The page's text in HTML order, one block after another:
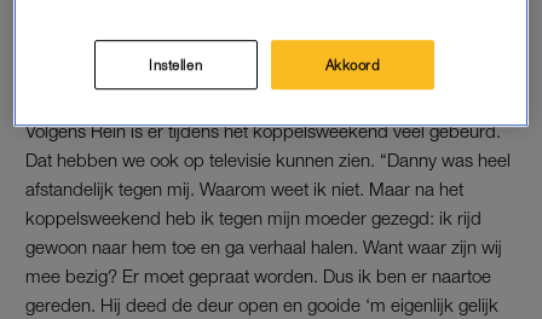
KOPPELSWEEKEND
Volgens Rein is er tijdens het koppelsweekend veel gebeurd.
Dat hebben we ook op televisie kunnen zien. “Danny was heel
afstandelijk tegen mij. Waarom weet ik niet. Maar na het
koppelsweekend heb ik tegen mijn moeder gezegd: ik rijd
gewoon naar hem toe en ga verhaal halen. Want waar zijn wij
mee bezig? Er moet gepraat worden. Dus ik ben er naartoe
gereden. Hij deed de deur open en gooide ‘m eigenlijk gelijk
Instellen Akkoord